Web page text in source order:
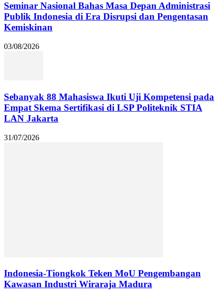
Seminar Nasional Bahas Masa Depan Administrasi
Publik Indonesia di Era Disrupsi dan Pengentasan
Kemiskinan
03/08/2026
Sebanyak 88 Mahasiswa Ikuti Uji Kompetensi pada
Empat Skema Sertifikasi di LSP Politeknik STIA
LAN Jakarta
31/07/2026
Indonesia-Tiongkok Teken MoU Pengembangan
Kawasan Industri Wiraraja Madura